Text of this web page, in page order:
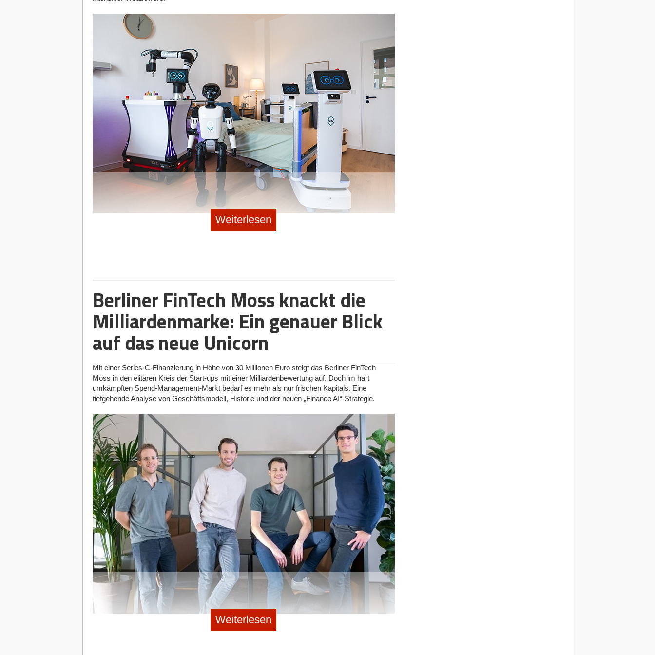
Diese Artikel könnten Sie auch interessieren:
07.08.2026| Strategien
Selbständig mit Ü50: Flucht vor dem Algorithmus oder Neustart in die
06.08.2026 News & Investments
Vom Hype zur harten Realität: United Robotics Group eröffnet Real-Labor im
Ruhrgebiet
06.08.2026| Gründerstorys
Reflip: Die europäische Social-Media-Hoffnung
06.08.2026| News & Investments
Berliner FinTech Moss knackt die Milliardenmarke: Ein genauer Blick auf das
neue Unicorn
Vier Robotik-Systeme werden im URG-Robotik-Trainingszentrum für den Einsatz in Klinik, Labor und Pflege vorbereitet: uLab
Mobile, uMe, uServe und uLog (v.l.n.r.) © United Robotics Group
mit der KERN Katholische Einrichtungen Ruhrgebiet Nord GmbH entsteht dort ein Praxis-
Labor.
Die Vision dahinter ist pragmatisch: Autonome Logistiksysteme wie der
uLogfür den
sollen unter authentischen Klinikbedingungen
trainiert werden. Bemerkenswertes Detail: Sogar eine elektrische Flügeltür blieb im Flur
erhalten, um das autonome Passieren von Engpässen sowie den automatisierten
solches Umfeld Gold wert.
Pivot und Neuanfang: Die Köpfe hinter der URG
Unternehmens. Wassim Saeidi, Gründer und heutiger CEO, rief bereits 2014 die WS System
GmbH ins Leben. 2021 folgte die Umstrukturierung zur
United Robotics Health & Food GmbH
Im Jahr 2025 vollzog das Unternehmen schließlich einen entscheidenden Pivot: Es übernahm
die Patent- sowie Markenrechte sämtlicher Produktserien und fokussiert sich seither unter dem
Dach der Holding kompromisslos auf KI-gestützte Lösungen im Gesundheits- und
Servicebereich.
Verstärkt wird Saeidi durch Kerstin Wagner als Co-CEO und COO. Die frühere Top-Managerin
von Siemens Healthineers bringt wertvolle Branchenerfahrung in das Start-up ein. Gemeinsam
verfolgen sie das Ziel, den grassierenden Fachkräftemangel im Gesundheitswesen durch
Automatisierung abzufedern. Das technische Rückgrat bildet die KI-PlattformuGo+
, die
gemeinsam mit dem Fraunhofer-Institut entwickelt wurde und die Workflow-Orchestrierung
ganzer Roboterflotten erlaubt.
StartingUp Deep Dive: Das URG-Portfolio im Test
Am Standort Gelsenkirchen werden derzeit vier zentrale Systeme auf den Praxiseinsatz
vorbereitet:
uLab Mobile:
Mobiler Service-Roboter für klinische Labore (Probenhandling,
Transport).
uLog:
Autonomes Logistiksystem für den internen Wäsche- und Materialtransport.
Vielseitiger Serviceroboter für Wegeführung, Informationsbereitstellung und
Weiterlesen
Berliner FinTech Moss knackt die
Milliardenmarke: Ein genauer Blick
auf das neue Unicorn
Mit einer Series-C-Finanzierung in Höhe von 30 Millionen Euro steigt das Berliner FinTech
Moss in den elitären Kreis der Start-ups mit einer Milliardenbewertung auf. Doch im hart
umkämpften Spend-Management-Markt bedarf es mehr als nur frischen Kapitals. Eine
tiefgehende Analyse von Geschäftsmodell, Historie und der neuen „Finance AI“-Strategie.
Das Moss-Gründerteam Ante Spittler, Anton Rummel, Ferdinand Meyer und Stephan Haslebacher © Nufin GmbH
Weiterlesen